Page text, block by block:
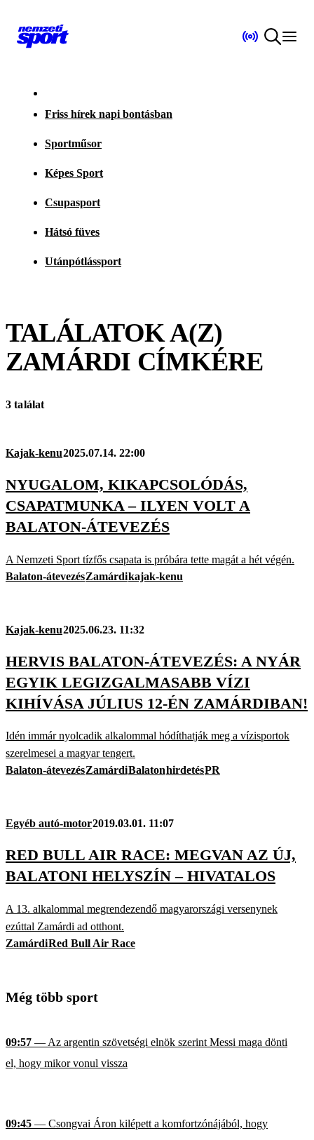
Friss hírek napi bontásban
Sportműsor
Képes Sport
Csupasport
Hátsó füves
Utánpótlássport
TALÁLATOK A(Z)
ZAMÁRDI CÍMKÉRE
3 találat
Kajak-kenu2025.07.14. 22:00
NYUGALOM, KIKAPCSOLÓDÁS,
CSAPATMUNKA – ILYEN VOLT A
BALATON-ÁTEVEZÉS
A Nemzeti Sport tízfős csapata is próbára tette magát a hét végén.
Balaton-átevezésZamárdikajak-kenu
Kajak-kenu2025.06.23. 11:32
HERVIS BALATON-ÁTEVEZÉS: A NYÁR
EGYIK LEGIZGALMASABB VÍZI
KIHÍVÁSA JÚLIUS 12-ÉN ZAMÁRDIBAN!
Idén immár nyolcadik alkalommal hódíthatják meg a vízisportok
szerelmesei a magyar tengert.
Balaton-átevezésZamárdiBalatonhirdetésPR
Egyéb autó-motor2019.03.01. 11:07
RED BULL AIR RACE: MEGVAN AZ ÚJ,
BALATONI HELYSZÍN – HIVATALOS
A 13. alkalommal megrendezendő magyarországi versenynek
ezúttal Zamárdi ad otthont.
ZamárdiRed Bull Air Race
Még több sport
09:57 — Az argentin szövetségi elnök szerint Messi maga dönti
el, hogy mikor vonul vissza
09:45 — Csongvai Áron kilépett a komfortzónájából, hogy